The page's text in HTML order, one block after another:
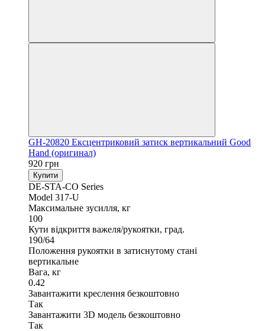
GH-20820 Ексцентриковий затиск вертикальний Good
Hand (оригинал)
920 грн
Купити
DE-STA-CO Series
Model 317-U
Максимальне зусилля, кг
100
Кути відкриття важеля/рукоятки, град.
190/64
Положення рукоятки в затиснутому стані
вертикальне
Вага, кг
0.42
Завантажити креслення безкоштовно
Так
Завантажити 3D модель безкоштовно
Так